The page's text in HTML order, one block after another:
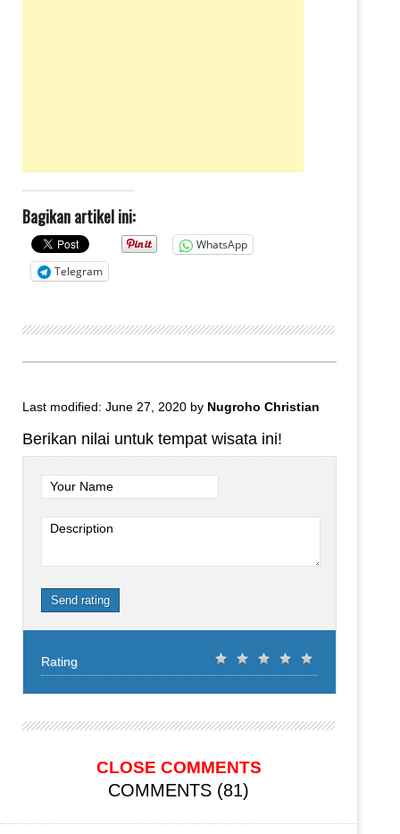
Bagikan artikel ini:
WhatsApp
Telegram
Last modified: June 27, 2020 by Nugroho Christian
Berikan nilai untuk tempat wisata ini!
Your Name
Description
Send rating
Rating
CLOSE COMMENTS
COMMENTS (81)